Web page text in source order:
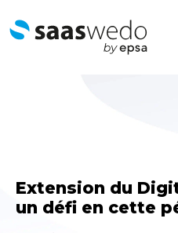
Extension du
un défi en cette